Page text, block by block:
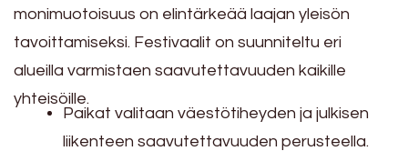
monimuotoisuus on elintärkeää laajan yleisön
tavoittamiseksi. Festivaalit on suunniteltu eri
alueilla varmistaen saavutettavuuden kaikille
yhteisöille.
Paikat valitaan väestötiheyden ja julkisen
liikenteen saavutettavuuden perusteella.